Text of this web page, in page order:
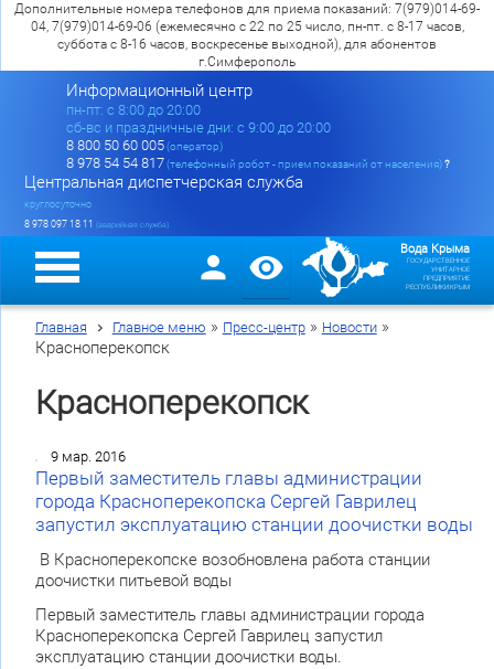
Дополнительные номера телефонов для приема показаний: 7(979)014-69-
04, 7(979)014-69-06 (ежемесячно с 22 по 25 число, пн-пт. с 8-17 часов,
суббота с 8-16 часов, воскресенье выходной), для абонентов
г.Симферополь
Информационный центр
пн-пт: c 8:00 до 20:00
сб-вс и праздничные дни: с 9:00 до 20:00
8 800 50 60 005(оператор)
8 978 54 54 817(телефонный робот - прием показаний от населения)?
Центральная диспетчерская служба
круглосуточно
8 978 097 18 11 (аварийная служба)
Вода Крыма
ГОСУДАРСТВЕННОЕ
УНИТАРНОЕ
ПРЕДПРИЯТИЕ
РЕСПУБЛИКИ КРЫМ
Главная Главное меню » Пресс-центр» Новости»
Красноперекопск
Красноперекопск
9 мар. 2016
Первый заместитель главы администрации
города Красноперекопска Сергей Гаврилец
запустил эксплуатацию станции доочистки воды
В Красноперекопске возобновлена работа станции
доочистки питьевой воды
Первый заместитель главы администрации города
Красноперекопска Сергей Гаврилец запустил
эксплуатацию станции доочистки воды.